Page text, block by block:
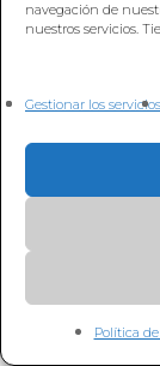
navegación de
nuestros servicios.
Gestionar los servicios
Política